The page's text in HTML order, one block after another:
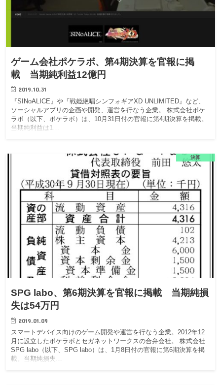
ゲーム会社ポケラボ、第4期決算を官報に掲
載 当期純利益12億円
2019.10.31
『SINoALICE』や『戦姫絶唱シンフォギアXD UNLIMITED』など、
ソーシャルアプリの企画や開発、運営を行なう企業。 株式会社ポケ
ラボ（以下、ポケラボ）は、10月31日付の官報に第4期決算を掲載。
当期純利益は1…
決算
SPG labo、第6期決算を官報に掲載 当期純損
失は54万円
2019.01.09
スマートデバイス向けのゲーム開発や運営を行なう企業。2012年12
月に設立したポケラボとセガネットワークスの合弁会社。 株式会社
SPG labo（以下、SPG labo）は、1月8日付の官報に第6期決算を掲
載。当期純損失…